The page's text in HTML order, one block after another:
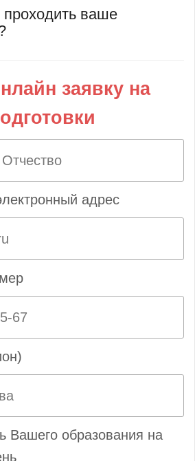
проходить ваше
заявку на
адрес
Вашего образования на